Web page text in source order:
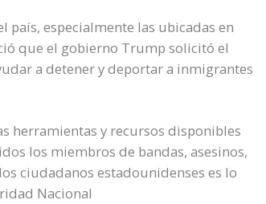
país, especialmente las ubicadas en
que el gobierno Trump solicitó el
a detener y deportar a inmigrantes
herramientas y recursos disponibles
los miembros de bandas, asesinos,
ciudadanos estadounidenses es lo
Nacional